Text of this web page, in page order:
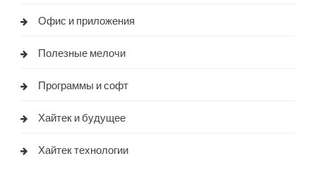
Офис и приложения
Полезные мелочи
Программы и софт
Хайтек и будущее
Хайтек технологии